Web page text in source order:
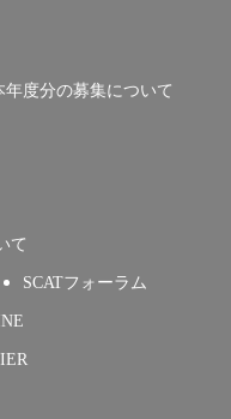
年度分の募集について
て
SCATフォーラム